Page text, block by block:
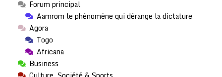
Forum principal
Aamrom le phénomène qui dérange la dictature
Agora
Togo
Africana
Business